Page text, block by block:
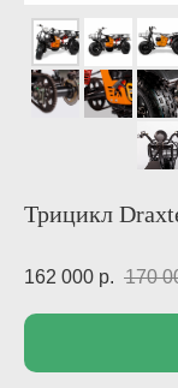
Трицикл
162 000 р. 170